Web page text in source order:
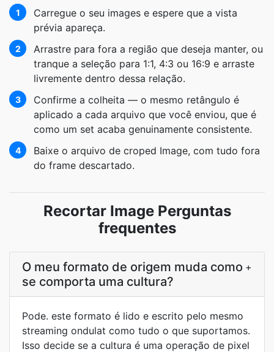
1
Carregue o seu images e espere que a vista
prévia apareça.
2
Arrastre para fora a região que deseja manter, ou
tranque a seleção para 1:1, 4:3 ou 16:9 e arraste
livremente dentro dessa relação.
3
Confirme a colheita — o mesmo retângulo é
aplicado a cada arquivo que você enviou, que é
como um set acaba genuinamente consistente.
4
Baixe o arquivo de croped Image, com tudo fora
do frame descartado.
Recortar Image Perguntas
frequentes
O meu formato de origem muda como
se comporta uma cultura?
+
Pode. este formato é lido e escrito pelo mesmo
streaming ondulat como tudo o que suportamos.
Isso decide se a cultura é uma operação de pixel